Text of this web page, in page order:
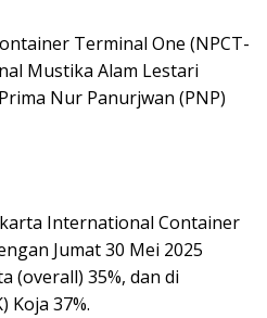
Terminal One (NPCT-
Mustika Alam Lestari
Nur Panurjwan (PNP)
International Container
Jumat 30 Mei 2025
(overall) 35%, dan di
Koja 37%.